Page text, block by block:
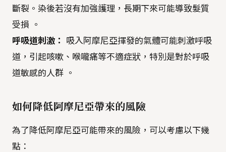
斷裂。染後若沒有加強護理，長期下來可能導致髮質
受損 。
呼吸道刺激：
吸入阿摩尼亞揮發的氣體可能刺激呼吸
道，引起咳嗽、喉嚨痛等不適症狀，特別是對於呼吸
道敏感的人群 。
如何降低阿摩尼亞帶來的風險
為了降低阿摩尼亞可能帶來的風險，可以考慮以下幾
點：